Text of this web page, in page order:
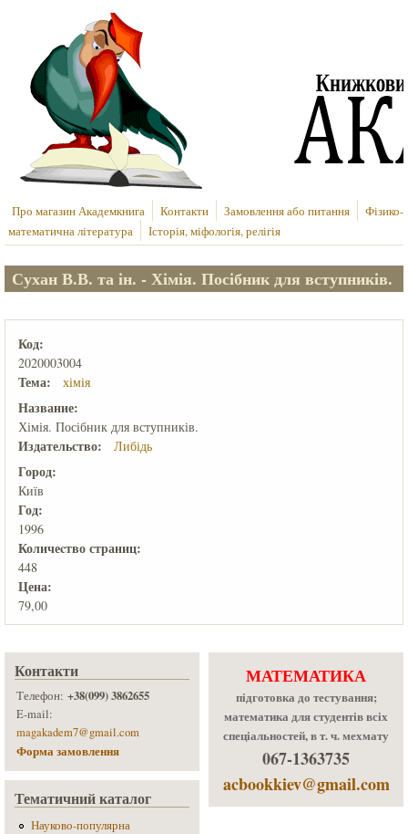
Перейти до основного вмісту
Про магазин Академкнига Контакти Замовлення або питання
Фізико-
математична література
Історія, міфологія, релігія
Сухан В.В. та ін. - Хімія. Посібник для вступників.
Код:
2020003004
Тема: хімія
Название:
Хімія. Посібник для вступників.
Издательство: Либідь
Город:
Київ
Год:
1996
Количеcтво страниц:
448
Цена:
79,00
Контакти
Телефон: +38(099) 3862655
E-mail:
magakadem7@gmail.com
Форма замовлення
Тематичний каталог
Науково-популярна
МАТЕМАТИКА
підготовка до тестування;
математика для студентів всіх
спеціальностей, в т. ч. мехмату
067-1363735
acbookkiev@gmail.com